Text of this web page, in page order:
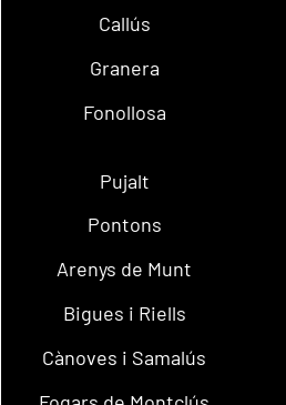
Callús
Granera
Fonollosa
Pujalt
Pontons
Arenys de Munt
Bigues i Riells
Cànoves i Samalús